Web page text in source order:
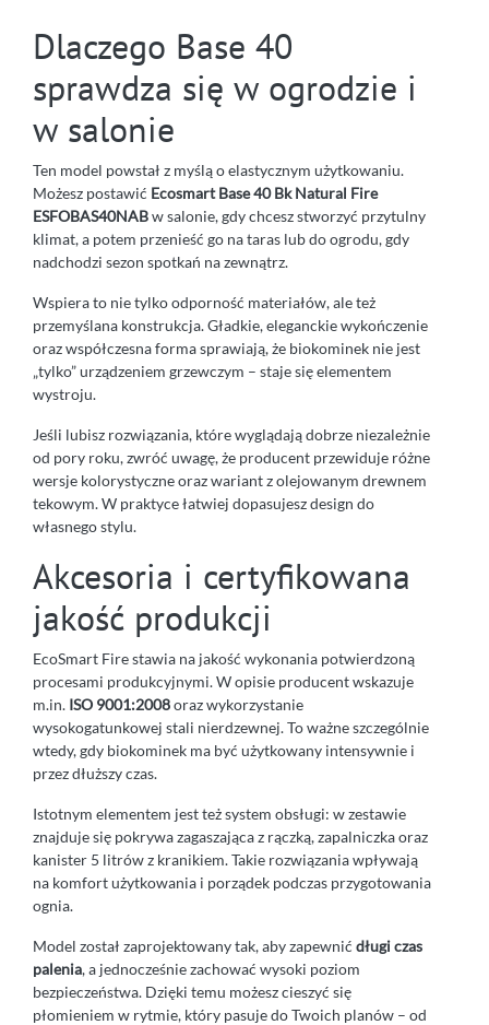
Dlaczego Base 40
sprawdza się w ogrodzie i
w salonie
Ten model powstał z myślą o elastycznym użytkowaniu.
Możesz postawić Ecosmart Base 40 Bk Natural Fire
ESFOBAS40NABw salonie, gdy chcesz stworzyć przytulny
klimat, a potem przenieść go na taras lub do ogrodu, gdy
nadchodzi sezon spotkań na zewnątrz.
Wspiera to nie tylko odporność materiałów, ale też
przemyślana konstrukcja. Gładkie, eleganckie wykończenie
oraz współczesna forma sprawiają, że biokominek nie jest
„tylko” urządzeniem grzewczym – staje się elementem
wystroju.
Jeśli lubisz rozwiązania, które wyglądają dobrze niezależnie
od pory roku, zwróć uwagę, że producent przewiduje różne
wersje kolorystyczne oraz wariant z olejowanym drewnem
tekowym. W praktyce łatwiej dopasujesz design do
własnego stylu.
Akcesoria i certyfikowana
jakość produkcji
EcoSmart Fire stawia na jakość wykonania potwierdzoną
procesami produkcyjnymi. W opisie producent wskazuje
m.in. ISO 9001:2008oraz wykorzystanie
wysokogatunkowej stali nierdzewnej. To ważne szczególnie
wtedy, gdy biokominek ma być użytkowany intensywnie i
przez dłuższy czas.
Istotnym elementem jest też system obsługi: w zestawie
znajduje się pokrywa zagaszająca z rączką, zapalniczka oraz
kanister 5 litrów z kranikiem. Takie rozwiązania wpływają
na komfort użytkowania i porządek podczas przygotowania
ognia.
Model został zaprojektowany tak, aby zapewnić długi czas
palenia, a jednocześnie zachować wysoki poziom
bezpieczeństwa. Dzięki temu możesz cieszyć się
płomieniem w rytmie, który pasuje do Twoich planów – od